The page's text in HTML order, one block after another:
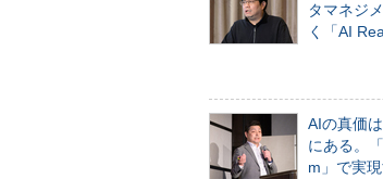
タマネジ
く「AI
AIの真価
にある。
m」で実